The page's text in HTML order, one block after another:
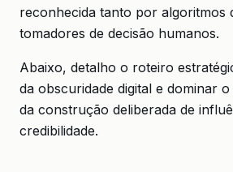
reconhecida tanto por algoritmos
tomadores de decisão humanos.
Abaixo, detalho o roteiro
da obscuridade digital e dominar
da construção deliberada de
credibilidade.